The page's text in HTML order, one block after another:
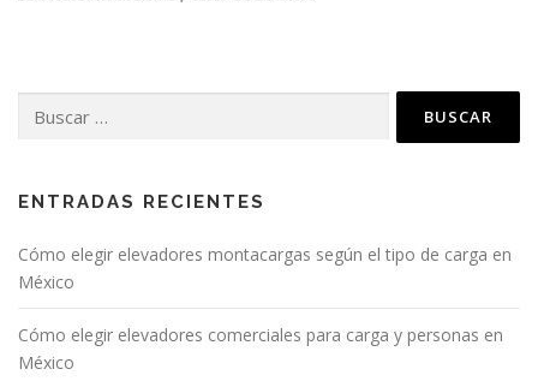
ENTRADAS RECIENTES
Cómo elegir elevadores montacargas según el tipo de carga en
México
Cómo elegir elevadores comerciales para carga y personas en
México